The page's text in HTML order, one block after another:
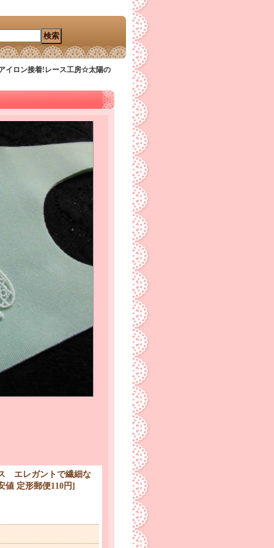
イロン接着!レース工房☆太陽の
エレガントで繊細な
定形郵便110円]